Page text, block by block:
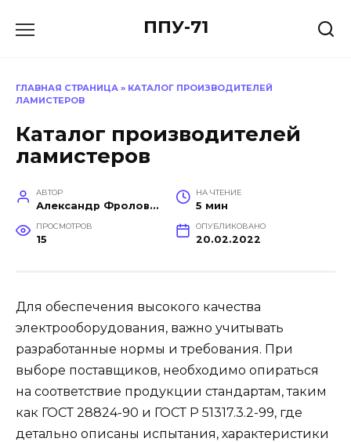
ППУ-71
ГЛАВНАЯ СТРАНИЦА » КАТАЛОГ ПРОИЗВОДИТЕЛЕЙ
ЛАМИСТЕРОВ
Каталог производителей
ламистеров
АВТОР
Александр Фролов (Инженер, эксперт в построении производств)
НА ЧТЕНИЕ
5 мин
ПРОСМОТРОВ
15
ОПУБЛИКОВАНО
20.02.2022
Для обеспечения высокого качества
электрооборудования, важно учитывать
разработанные нормы и требования. При
выборе поставщиков, необходимо опираться
на соответствие продукции стандартам, таким
как ГОСТ 28824-90 и ГОСТ Р 51317.3.2-99, где
детально описаны испытания, характеристики